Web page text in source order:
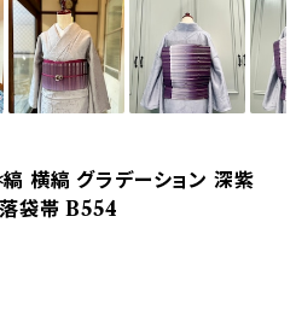
縞 グラデーション 深紫
袋帯 B554